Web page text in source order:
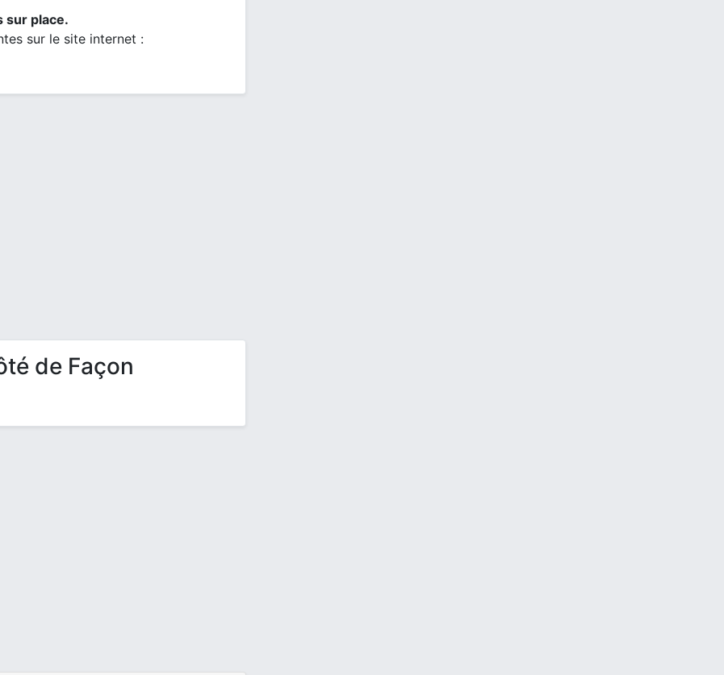
sur place.
sur le site internet :
de Façon